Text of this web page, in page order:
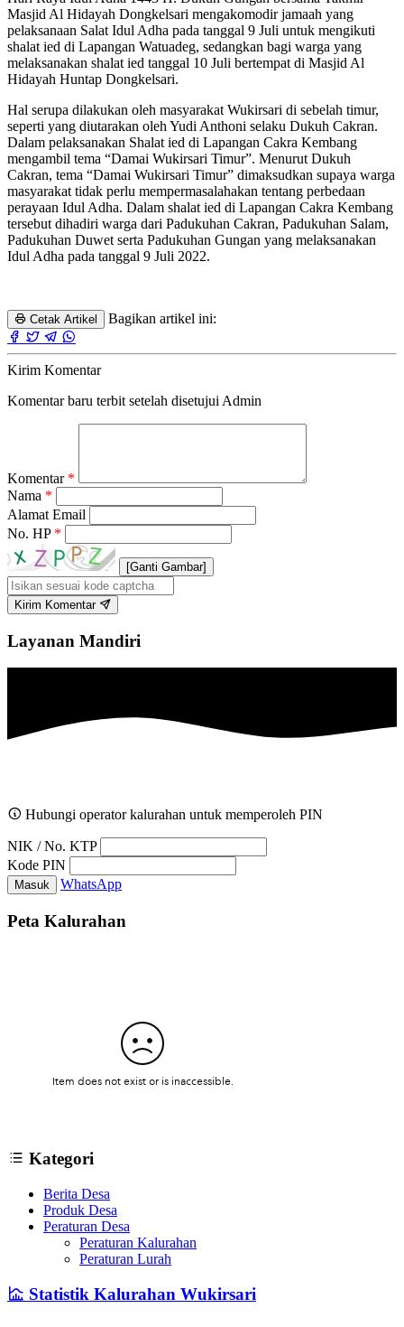
Masjid Al Hidayah Dongkelsari mengakomodir jamaah yang
pelaksanaan Salat Idul Adha pada tanggal 9 Juli untuk mengikuti
shalat ied di Lapangan Watuadeg, sedangkan bagi warga yang
melaksanakan shalat ied tanggal 10 Juli bertempat di Masjid Al
Hidayah Huntap Dongkelsari.
Hal serupa dilakukan oleh masyarakat Wukirsari di sebelah timur,
seperti yang diutarakan oleh Yudi Anthoni selaku Dukuh Cakran.
Dalam pelaksanakan Shalat ied di Lapangan Cakra Kembang
mengambil tema “Damai Wukirsari Timur”. Menurut Dukuh
Cakran, tema “Damai Wukirsari Timur” dimaksudkan supaya warga
masyarakat tidak perlu mempermasalahakan tentang perbedaan
perayaan Idul Adha. Dalam shalat ied di Lapangan Cakra Kembang
tersebut dihadiri warga dari Padukuhan Cakran, Padukuhan Salam,
Padukuhan Duwet serta Padukuhan Gungan yang melaksanakan
Idul Adha pada tanggal 9 Juli 2022.
Cetak Artikel Bagikan artikel ini:
Kirim Komentar
Komentar baru terbit setelah disetujui Admin
Komentar *
Nama *
Alamat Email
No. HP *
[Ganti Gambar]
Kirim Komentar
Layanan Mandiri
Hubungi operator kalurahan untuk memperoleh PIN
NIK / No. KTP
Kode PIN
Masuk WhatsApp
Peta Kalurahan
Kategori
Berita Desa
Produk Desa
Peraturan Desa
Peraturan Kalurahan
Peraturan Lurah
Statistik Kalurahan Wukirsari